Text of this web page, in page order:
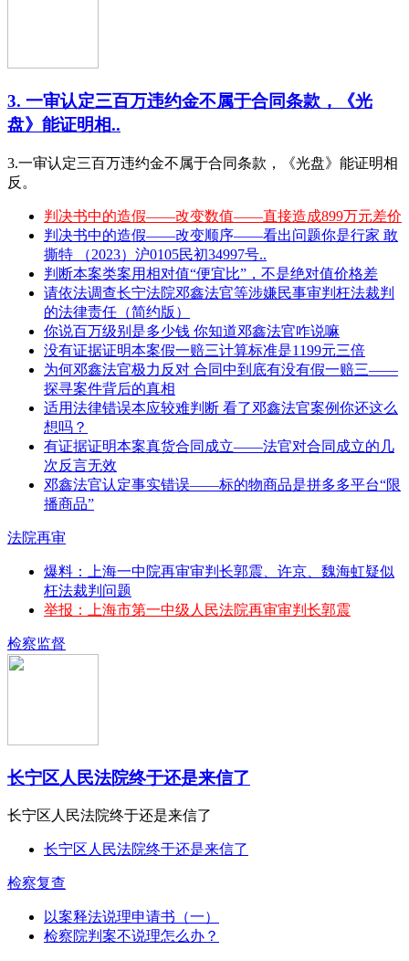
3. 一审认定三百万违约金不属于合同条款，《光
盘》能证明相..
3.一审认定三百万违约金不属于合同条款，《光盘》能证明相
反。
判决书中的造假——改变数值——直接造成899万元差价
判决书中的造假——改变顺序——看出问题你是行家 敢
撕特 （2023）沪0105民初34997号..
判断本案类案用相对值“便宜比”，不是绝对值价格差
请依法调查长宁法院邓鑫法官等涉嫌民事审判枉法裁判
的法律责任（简约版）
你说百万级别是多少钱 你知道邓鑫法官咋说嘛
没有证据证明本案假一赔三计算标准是1199元三倍
为何邓鑫法官极力反对 合同中到底有没有假一赔三——
探寻案件背后的真相
适用法律错误本应较难判断 看了邓鑫法官案例你还这么
想吗？
有证据证明本案真货合同成立——法官对合同成立的几
次反言无效
邓鑫法官认定事实错误——标的物商品是拼多多平台“限
播商品”
法院再审
爆料：上海一中院再审审判长郭震、许京、魏海虹疑似
枉法裁判问题
举报：上海市第一中级人民法院再审审判长郭震
检察监督
长宁区人民法院终于还是来信了
长宁区人民法院终于还是来信了
长宁区人民法院终于还是来信了
检察复查
以案释法说理申请书（一）
检察院判案不说理怎么办？